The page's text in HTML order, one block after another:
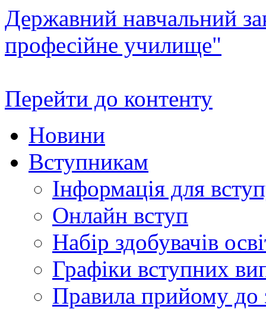
Державний навчальний
професійне училище"
Перейти до контенту
Новини
Вступникам
Інформація для
Онлайн вступ
Набір здобувачів
Графіки вступних
Правила прийому до